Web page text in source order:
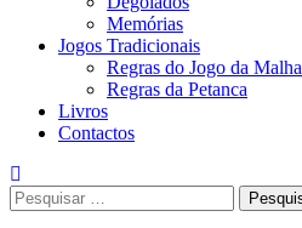
Memórias
Jogos Tradicionais
Regras do Jogo da Malha
Regras da Petanca
Livros
Contactos
Pesquisar
por: